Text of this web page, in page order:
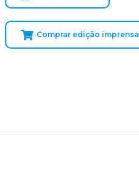
Comprar edição imprensa